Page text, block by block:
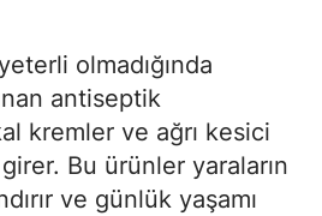
olmadığında
antiseptik
kremler ve ağrı kesici
Bu ürünler yaraların
ve günlük yaşamı